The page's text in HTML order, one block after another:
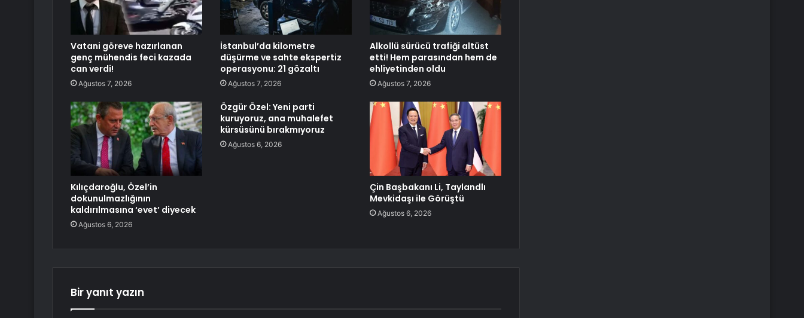
Vatani göreve hazırlanan
genç mühendis feci kazada
can verdi!
Ağustos 7, 2026
İstanbul’da kilometre
düşürme ve sahte ekspertiz
operasyonu: 21 gözaltı
Ağustos 7, 2026
Alkollü sürücü trafiği altüst
etti! Hem parasından hem de
ehliyetinden oldu
Ağustos 7, 2026
Kılıçdaroğlu, Özel’in
dokunulmazlığının
kaldırılmasına ‘evet’ diyecek
Ağustos 6, 2026
Özgür Özel: Yeni parti
kuruyoruz, ana muhalefet
kürsüsünü bırakmıyoruz
Ağustos 6, 2026
Çin Başbakanı Li, Taylandlı
Mevkidaşı ile Görüştü
Ağustos 6, 2026
Bir yanıt yazın